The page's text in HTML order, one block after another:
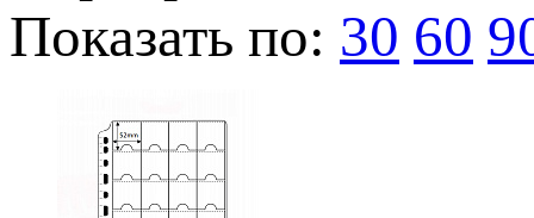
Показать по: 30 60